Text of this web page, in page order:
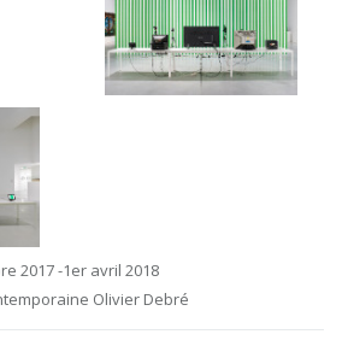
2017 -1er avril 2018
Olivier Debré